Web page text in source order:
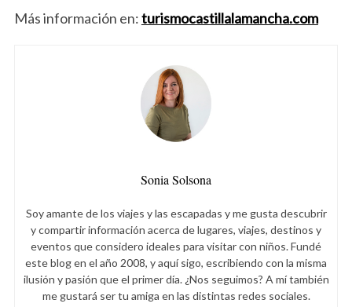
Más información en:turismocastillalamancha.com
Sonia Solsona
Soy amante de los viajes y las escapadas y me gusta descubrir
y compartir información acerca de lugares, viajes, destinos y
eventos que considero ideales para visitar con niños. Fundé
este blog en el año 2008, y aquí sigo, escribiendo con la misma
ilusión y pasión que el primer día. ¿Nos seguimos? A mí también
me gustará ser tu amiga en las distintas redes sociales.